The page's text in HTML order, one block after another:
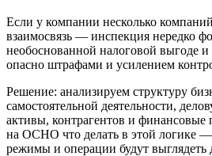
Если у компании несколько
взаимосвязь — инспекция нередко
необоснованной налоговой выгоде
опасно штрафами и усилением
Решение: анализируем структуру
самостоятельной деятельности,
активы, контрагентов и
на ОСНО что делать в этой логике —
режимы и операции будут